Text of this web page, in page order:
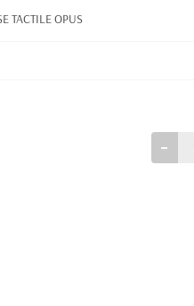
TACTILE OPUS